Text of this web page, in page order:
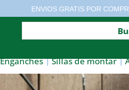
ENVIOS GRATIS POR
Enganches Sillas de montar